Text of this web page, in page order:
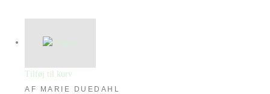
Tilføj til kurv
AF MARIE DUEDAHL